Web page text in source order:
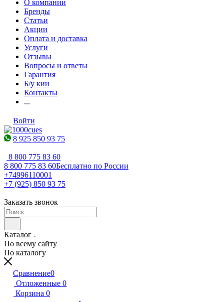
О компании
Бренды
Статьи
Акции
Оплата и доставка
Услуги
Отзывы
Вопросы и ответы
Гарантия
Б/у кии
Контакты
...
Войти
8 925 850 93 75
8 800 775 83 60
8 800 775 83 60Бесплатно по России
+74996110001
+7 (925) 850 93 75
Заказать звонок
Каталог
По всему сайту
По каталогу
Сравнение0
Отложенные 0
Корзина 0